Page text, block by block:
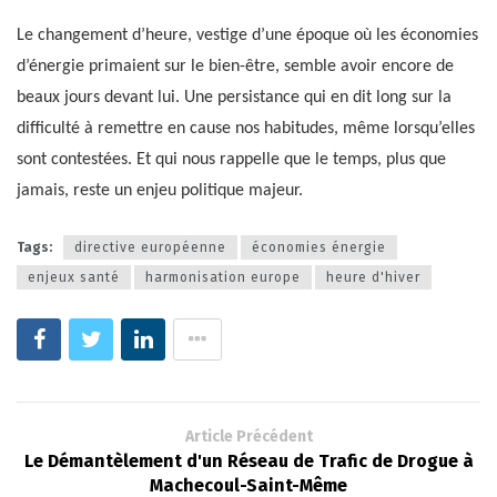
Le changement d’heure, vestige d’une époque où les économies
d’énergie primaient sur le bien-être, semble avoir encore de
beaux jours devant lui. Une persistance qui en dit long sur la
difficulté à remettre en cause nos habitudes, même lorsqu’elles
sont contestées. Et qui nous rappelle que le temps, plus que
jamais, reste un enjeu politique majeur.
Tags: directive européenne
économies énergie
enjeux santé
harmonisation europe heure d'hiver
Article Précédent
Le Démantèlement d'un Réseau de Trafic de Drogue à
Machecoul-Saint-Même